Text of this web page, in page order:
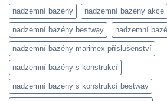
nadzemní bazény nadzemní bazény akce
nadzemní bazény bestway nadzemní
nadzemní bazény marimex příslušenství
nadzemní bazény s konstrukcí
nadzemní bazény s konstrukcí bestway